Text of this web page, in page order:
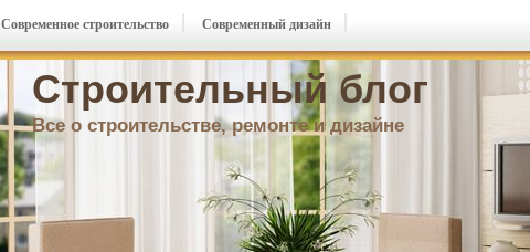
Строительный блог
Все о строительстве, ремонте и дизайне
Современное строительство Современный дизайн